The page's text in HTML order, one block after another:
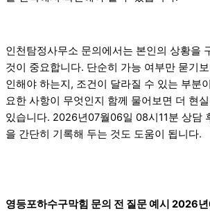
인천탐정사무소 문의에서는 본인의 상황을
것이 중요합니다. 단순히 가능 여부만 묻기
인해야 하는지, 조건이 달라질 수 있는 부분
요한 사항이 무엇인지 함께 물어보면 더 현
있습니다. 2026년07월06일 08시11분 상담
을 간단히 기록해 두는 것도 도움이 됩니다.
영등포하수구막힘 문의 전 질문 예시 2026